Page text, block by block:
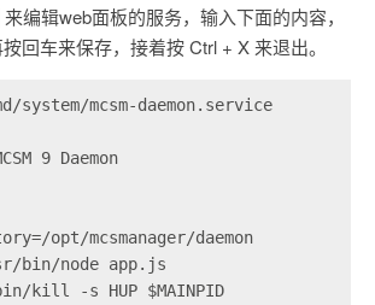
来编辑web面板的服务，输入下面的内容，
回车来保存，接着按 Ctrl + X 来退出。
system/mcsm-daemon.service
9 Daemon
opt/mcsmanager/daemon
bin/node app.js
kill -s HUP $MAINPID